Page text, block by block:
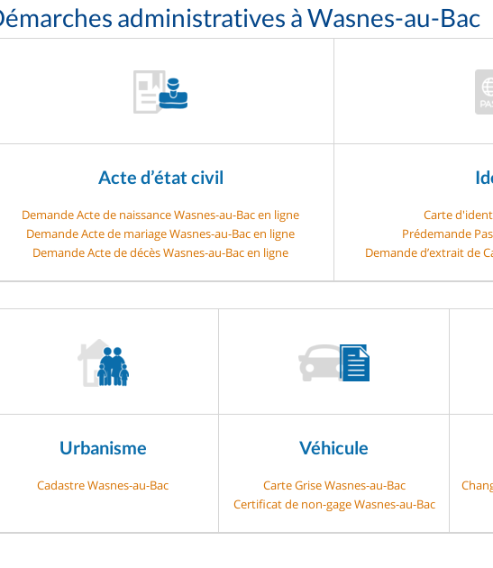
administratives à Wasnes-au-Bac
Acte d’état civil
Demande Acte de naissance Wasnes-au-Bac en ligne
Demande Acte de mariage Wasnes-au-Bac en ligne
Demande Acte de décès Wasnes-au-Bac en ligne
Carte
Prédemande
Demande d’extrait de
Urbanisme
Cadastre Wasnes-au-Bac
Véhicule
Carte Grise Wasnes-au-Bac
Certificat de non-gage Wasnes-au-Bac